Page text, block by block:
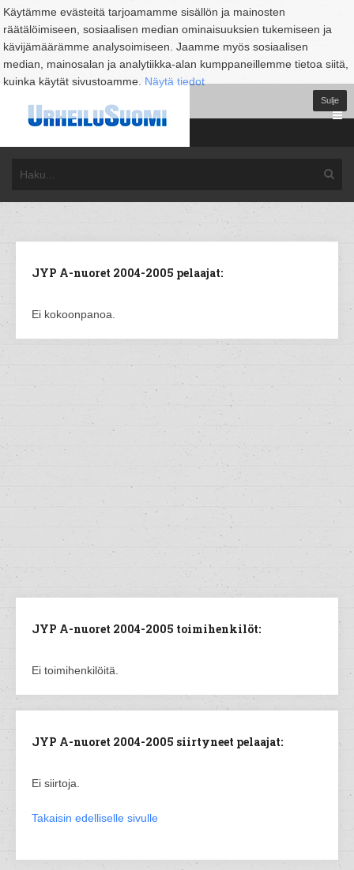
Käytämme evästeitä tarjoamamme sisällön ja mainosten
räätälöimiseen, sosiaalisen median ominaisuuksien tukemiseen ja
kävijämäärämme analysoimiseen. Jaamme myös sosiaalisen
median, mainosalan ja analytiikka-alan kumppaneillemme tietoa siitä,
kuinka käytät sivustoamme. Näytä tiedot
Sulje
JYP A-nuoret 2004-2005 pelaajat:
Ei kokoonpanoa.
JYP A-nuoret 2004-2005 toimihenkilöt:
Ei toimihenkilöitä.
JYP A-nuoret 2004-2005 siirtyneet pelaajat:
Ei siirtoja.
Takaisin edelliselle sivulle